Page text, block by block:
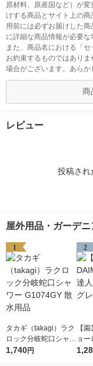
原材料、原産国など）が
けする商品とサイト上の
用前には必ずお届けした
に詳細な商品情報が必要な
また、商品名における「
お約束するものではあり
場合がございます。あらか
商
レビュー
投稿され
屋外用品・ガーデ
1
タカギ（takagi）ラク
ロック分岐蛇口シャワ
ー G1074GY 散水用品
1,740円
2
【
ョ
ーン